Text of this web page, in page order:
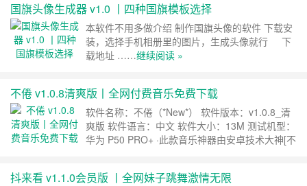
用的微信分身、微信多开、应用分身大师！官方正
版不封号、稳定流畅不卡顿！稳定支持刘海屏……
继续阅读 »
国旗头像生成器 v1.0 丨四种国旗模板选择
本软件不用多做介绍 制作国旗头像的软件 下载安
装，选择手机相册里的图片，生成头像就行 下
载地址 ……继续阅读 »
不倦 v1.0.8清爽版丨全网付费音乐免费下载
软件名称：不倦（*New*） 软件版本：v1.0.8_清
爽版 软件语言：中文 软件大小：13M 测试机型：
华为 P50 PRO+ ·此款音乐神器由安卓技术大神[不
抖来看 v1.1.0会员版 丨全网妹子跳舞激情无限